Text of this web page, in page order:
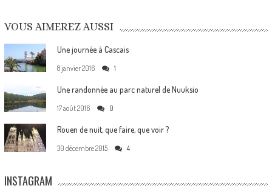
VOUS AIMEREZ AUSSI
Une journée à Cascais
8 janvier 2016 1
Une randonnée au parc naturel de Nuuksio
17 août 2016 0
Rouen de nuit, que faire, que voir ?
30 décembre 2015 4
INSTAGRAM